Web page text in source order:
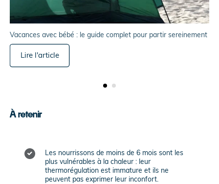
Vacances avec bébé : le guide complet pour partir sereinement
Lire l'article
À retenir
Les nourrissons de moins de 6 mois sont les
plus vulnérables à la chaleur : leur
thermorégulation est immature et ils ne
peuvent pas exprimer leur inconfort.